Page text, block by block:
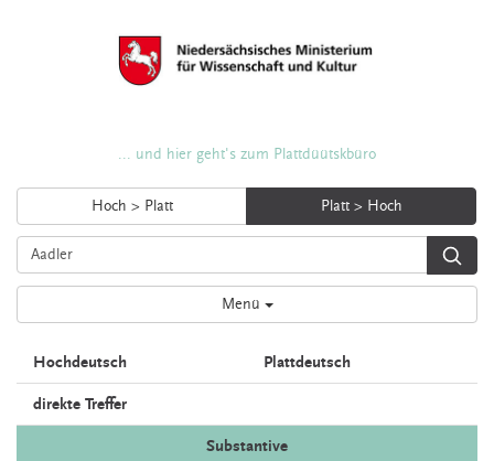
... und hier geht's zum Plattdüütskbüro
Hoch > Platt Platt > Hoch
Menü
Hochdeutsch Plattdeutsch
direkte Treffer
Substantive